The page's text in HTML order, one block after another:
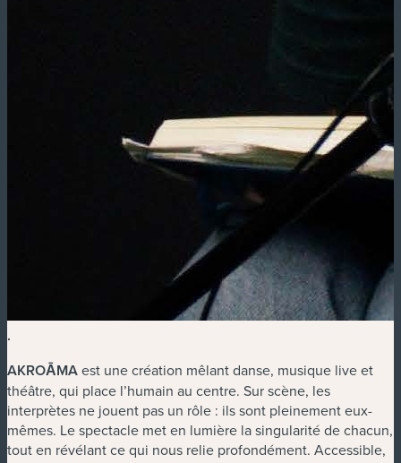
.
AKROĀMAest une création mêlant danse, musique live et
théâtre, qui place l’humain au centre. Sur scène, les
interprètes ne jouent pas un rôle : ils sont pleinement eux-
mêmes. Le spectacle met en lumière la singularité de chacun,
tout en révélant ce qui nous relie profondément. Accessible,